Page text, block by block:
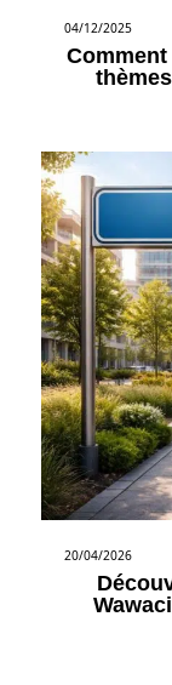
04/12/2025
20/04/2026